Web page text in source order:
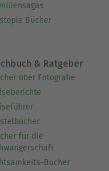
Bücher
& Ratgeber
über Fotografie
für die
Bücher